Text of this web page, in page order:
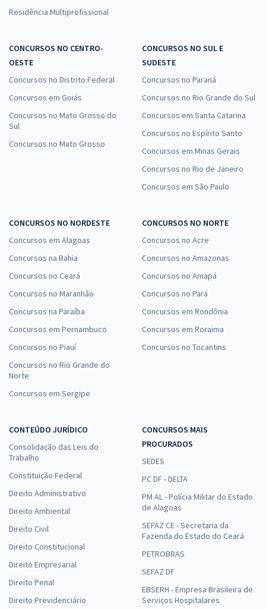
Residência Multiprofissional
CONCURSOS NO CENTRO-
OESTE
Concursos no Distrito Federal
Concursos em Goiás
Concursos no Mato Grosso do
Sul
Concursos no Mato Grosso
CONCURSOS NO SUL E
SUDESTE
Concursos no Paraná
Concursos no Rio Grande do Sul
Concursos em Santa Catarina
Concursos no Espírito Santo
Concursos em Minas Gerais
Concursos no Rio de Janeiro
Concursos em São Paulo
CONCURSOS NO NORDESTE
Concursos em Alagoas
Concursos na Bahia
Concursos no Ceará
Concursos no Maranhão
Concursos na Paraíba
Concursos em Pernambuco
Concursos no Piauí
Concursos no Rio Grande do
Norte
Concursos em Sergipe
CONCURSOS NO NORTE
Concursos no Acre
Concursos no Amazonas
Concursos no Amapá
Concursos no Pará
Concursos em Rondônia
Concursos em Roraima
Concursos no Tocantins
CONTEÚDO JURÍDICO
Consolidação das Leis do
Trabalho
Constituição Federal
Direito Administrativo
Direito Ambiental
Direito Civil
Direito Constitucional
Direito Empresarial
Direito Penal
Direito Previdenciário
CONCURSOS MAIS
PROCURADOS
SEDES
PC DF - DELTA
PM AL - Polícia Militar do Estado
de Alagoas
SEFAZ CE - Secretaria da
Fazenda do Estado do Ceará
PETROBRAS
SEFAZ DF
EBSERH - Empresa Brasileira de
Serviços Hospitalares